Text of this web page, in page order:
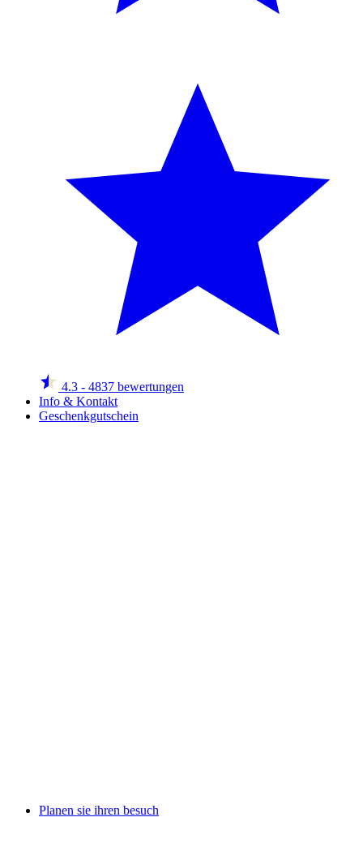
4.3 - 4837 bewertungen
Info & Kontakt
Geschenkgutschein
Planen sie ihren besuch